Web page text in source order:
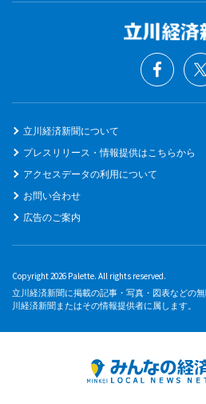
立川経済新聞について
プレスリリース・情報提供はこちらから
アクセスデータの利用について
お問い合わせ
広告のご案内
Copyright 2026 Palette. All rights reserved.
立川経済新聞に掲載の記事・写真・図表などの
川経済新聞またはその情報提供者に属します。